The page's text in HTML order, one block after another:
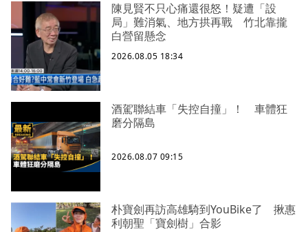
陳見賢不只心痛還很怒！疑遭「設
局」難消氣、地方拱再戰 竹北靠攏
白營留懸念
2026.08.05 18:34
酒駕聯結車「失控自撞」！ 車體狂
磨分隔島
2026.08.07 09:15
朴寶劍再訪高雄騎到YouBike了 揪惠
利朝聖「寶劍樹」合影